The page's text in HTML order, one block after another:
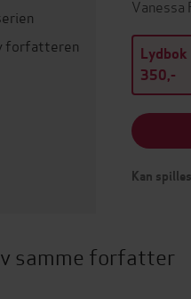
forfatteren
Lydbok
350,-
Kan
samme forfatter